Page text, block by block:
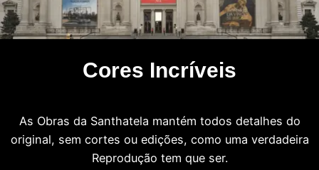
Cores Incríveis
As Obras da Santhatela mantém todos detalhes do
original, sem cortes ou edições, como uma verdadeira
Reprodução tem que ser.